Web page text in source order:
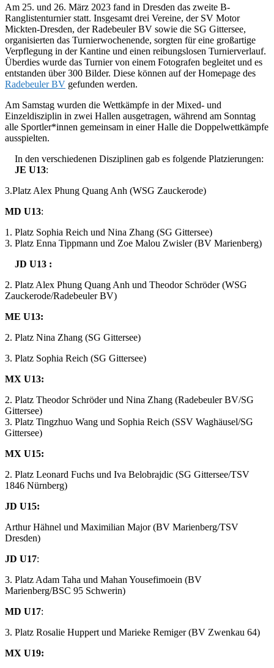
Am 25. und 26. März 2023 fand in Dresden das zweite B-
Ranglistenturnier statt. Insgesamt drei Vereine, der SV Motor
Mickten-Dresden, der Radebeuler BV sowie die SG Gittersee,
organisierten das Turnierwochenende, sorgten für eine großartige
Verpflegung in der Kantine und einen reibungslosen Turnierverlauf.
Überdies wurde das Turnier von einem Fotografen begleitet und es
entstanden über 300 Bilder. Diese können auf der Homepage des
Radebeuler BV gefunden werden.
Am Samstag wurden die Wettkämpfe in der Mixed- und
Einzeldisziplin in zwei Hallen ausgetragen, während am Sonntag
alle Sportler*innen gemeinsam in einer Halle die Doppelwettkämpfe
ausspielten.
In den verschiedenen Disziplinen gab es folgende Platzierungen:
JE U13:
3.Platz Alex Phung Quang Anh (WSG Zauckerode)
MD U13:
1. Platz Sophia Reich und Nina Zhang (SG Gittersee)
3. Platz Enna Tippmann und Zoe Malou Zwisler (BV Marienberg)
JD U13 :
2. Platz Alex Phung Quang Anh und Theodor Schröder (WSG
Zauckerode/Radebeuler BV)
ME U13:
2. Platz Nina Zhang (SG Gittersee)
3. Platz Sophia Reich (SG Gittersee)
MX U13:
2. Platz Theodor Schröder und Nina Zhang (Radebeuler BV/SG
Gittersee)
3. Platz Tingzhuo Wang und Sophia Reich (SSV Waghäusel/SG
Gittersee)
MX U15:
2. Platz Leonard Fuchs und Iva Belobrajdic (SG Gittersee/TSV
1846 Nürnberg)
JD U15:
Arthur Hähnel und Maximilian Major (BV Marienberg/TSV
Dresden)
JD U17:
3. Platz Adam Taha und Mahan Yousefimoein (BV
Marienberg/BSC 95 Schwerin)
MD U17:
3. Platz Rosalie Huppert und Marieke Remiger (BV Zwenkau 64)
MX U19: